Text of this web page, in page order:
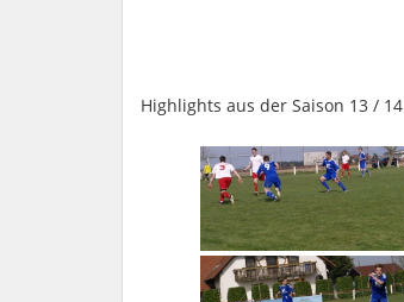
Highlights aus der Saison 13 / 14